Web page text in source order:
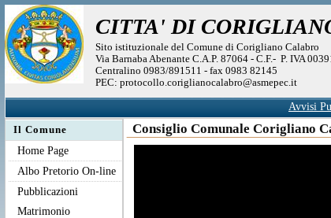
CITTA' DI
Sito istituzionale del Comune di Corigliano Calabro
Via Barnaba Abenante C.A.P. 87064 - C.F.- P. IVA
Centralino 0983/891511 - fax 0983 82145
PEC: protocollo.coriglianocalabro@asmepec.it
Avvisi
Consiglio Comunale Corigliano
Il Comune
Home Page
Albo Pretorio On-line
Pubblicazioni
Matrimonio